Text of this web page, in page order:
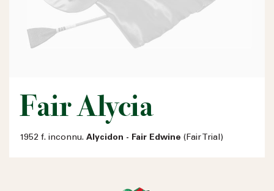
Fair Alycia
1952 f. inconnu. Alycidon - Fair Edwine (Fair Trial)